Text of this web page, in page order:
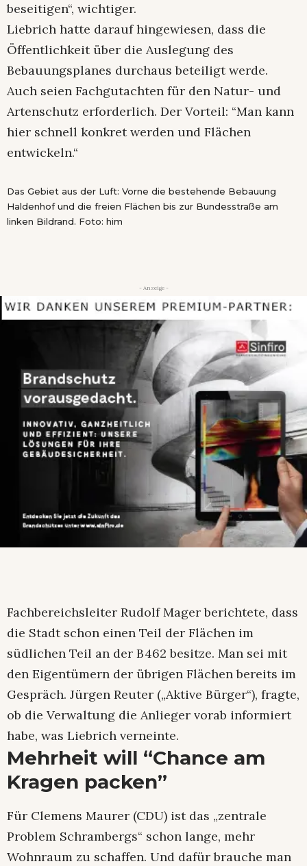
beseitigen“, wichtiger.
Liebrich hatte darauf hingewiesen, dass die
Öffentlichkeit über die Auslegung des
Bebauungsplanes durchaus beteiligt werde.
Auch seien Fachgutachten für den Natur- und
Artenschutz erforderlich. Der Vorteil: “Man kann
hier schnell konkret werden und Flächen
entwickeln.“
Das Gebiet aus der Luft: Vorne die bestehende Bebauung
Haldenhof und die freien Flächen bis zur Bundesstraße am
linken Bildrand. Foto: him
- Anzeige -
Fachbereichsleiter Rudolf Mager berichtete, dass
die Stadt schon einen Teil der Flächen im
südlichen Teil an der B 462 besitze. Man sei mit
den Eigentümern der übrigen Flächen bereits im
Gespräch. Jürgen Reuter („Aktive Bürger“), fragte,
ob die Verwaltung die Anlieger vorab informiert
habe, was Liebrich verneinte.
Mehrheit will “Chance am
Kragen packen”
Für Clemens Maurer (CDU) ist das „zentrale
Problem Schrambergs“ schon lange, mehr
Wohnraum zu schaffen. Und dafür brauche man